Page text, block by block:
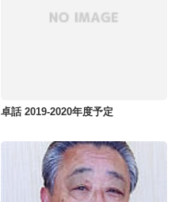
卓話 2019-2020年度予定